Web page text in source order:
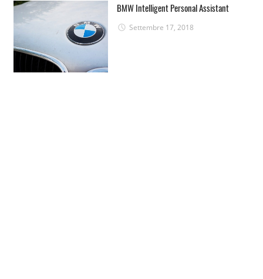
BMW Intelligent Personal Assistant
Settembre 17, 2018